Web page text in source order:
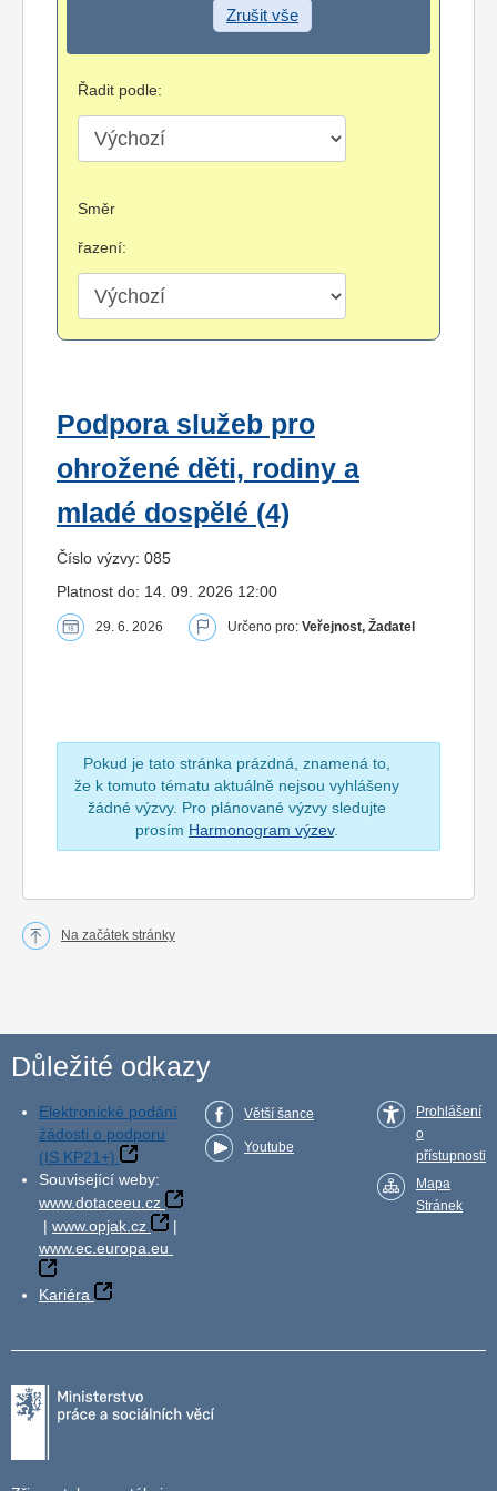
Zrušit vše
Řadit podle:
Směr
řazení:
Podpora služeb pro
ohrožené děti, rodiny a
mladé dospělé (4)
Číslo výzvy: 085
Platnost do: 14. 09. 2026 12:00
29. 6. 2026 Určeno pro: Veřejnost, Žadatel
Pokud je tato stránka prázdná, znamená to,
že k tomuto tématu aktuálně nejsou vyhlášeny
žádné výzvy. Pro plánované výzvy sledujte
prosím Harmonogram výzev.
Na začátek stránky
Důležité odkazy
Elektronické podání
žádosti o podporu
(IS KP21+)
Související weby:
www.dotaceeu.cz
| www.opjak.cz
|
www.ec.europa.eu
Kariéra
Větší šance
Youtube
Prohlášení
o
přístupnosti
Mapa
Stránek